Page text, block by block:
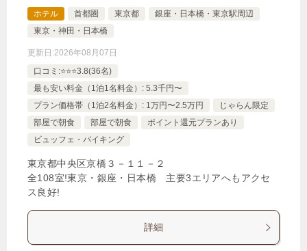
ホテル 首都圏 東京都
銀座・日本橋・東京駅周辺
東京・神田・日本橋
更新日:2026年08月07日
口コミ:⭐️⭐️⭐️3.8(36名)
最も安い料金（1泊1名料金）: 5.3千円〜
プラン価格帯（1泊2名料金）: 1万円〜2.5万円
じゃらん限定
部屋で朝食
部屋で朝食
ポイント還元プランあり
ビュッフェ・バイキング
東京都中央区京橋３－１１－２
全108室!東京・銀座・日本橋 主要3エリアへもアクセ
ス良好!
詳細